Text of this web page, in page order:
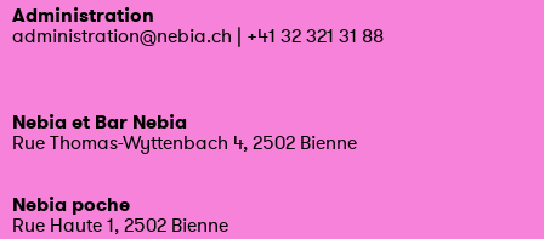
Administration
administration@nebia.ch | +41 32 321 31 88
Nebia et Bar Nebia
Rue Thomas-Wyttenbach 4, 2502 Bienne
Nebia poche
Rue Haute 1, 2502 Bienne